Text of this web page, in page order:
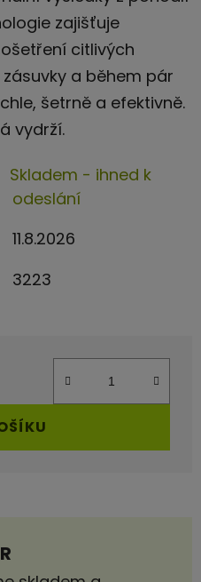
zajišťuje
citlivých
a během pár
šetrně a efektivně.
vydrží.
Skladem - ihned k
odeslání
11.8.2026
3223